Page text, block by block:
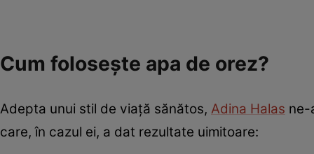
Cum folosește apa de orez?
Adepta unui stil de viață sănătos, Adina Halas ne-
care, în cazul ei, a dat rezultate uimitoare: